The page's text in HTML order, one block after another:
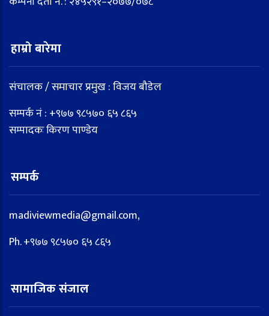
हाम्रो बारेमा
संचालक / समाचार प्रमुख : विजय बौडेल
सम्पर्क नं : +९७७ ९८५७० ६५ ८६५
सम्पादकः किरण पाण्डेय
सम्पर्क
madiviewmedia@gmail.com,
Ph. +९७७ ९८५७० ६५ ८६५
सामाजिक संजाल